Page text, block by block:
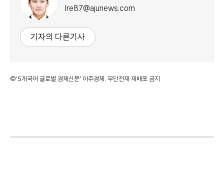
Ire87@ajunews.com
기자의 다른기사
©'5개국어 글로벌 경제신문' 아주경제. 무단전재·재배포 금지